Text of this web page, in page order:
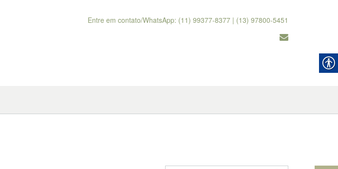
Entre em contato/WhatsApp: (11) 99377-8377 | (13) 97800-5451